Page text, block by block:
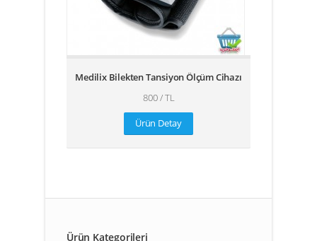
Medilix Bilekten Tansiyon Ölçüm Cihazı
800 / TL
Ürün Detay
Ürün Kategorileri